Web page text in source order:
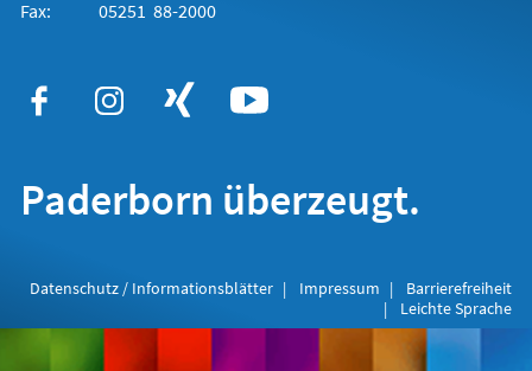
Fax:
05251 88-2000
Paderborn überzeugt.
Datenschutz / Informationsblätter Impressum
Barrierefreiheit
Leichte Sprache